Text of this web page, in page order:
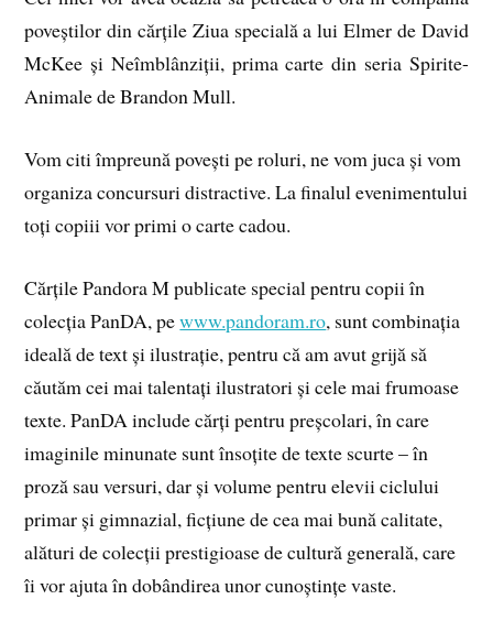
poveștilor din cărțile Ziua specială a lui Elmer de David
McKee și Neîmblânziții, prima carte din seria Spirite-
Animale de Brandon Mull.
Vom citi împreună povești pe roluri, ne vom juca și vom
organiza concursuri distractive. La finalul evenimentului
toți copiii vor primi o carte cadou.
Cărțile Pandora M publicate special pentru copii în
colecția PanDA, pewww.pandoram.ro, sunt combinația
ideală de text și ilustrație, pentru că am avut grijă să
căutăm cei mai talentați ilustratori și cele mai frumoase
texte. PanDA include cărți pentru preșcolari, în care
imaginile minunate sunt însoțite de texte scurte – în
proză sau versuri, dar și volume pentru elevii ciclului
primar și gimnazial, ficțiune de cea mai bună calitate,
alături de colecții prestigioase de cultură generală, care
îi vor ajuta în dobândirea unor cunoștințe vaste.